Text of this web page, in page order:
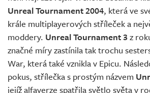
Unreal Tournament 2004, která ve
krále multiplayerových stříleček a
moddery. Unreal Tournament 3z
značné míry zastínila tak trochu
War, která také vznikla v Epicu.
pokus, střílečka s prostým názvem
jejíž alfaverze spatřila světlo světa v